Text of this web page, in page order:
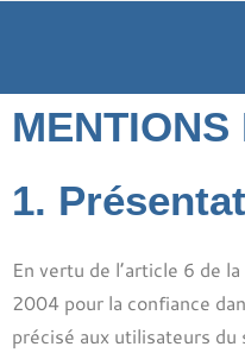
1.
En vertu de l’article 6 de
2004 pour la confiance
précisé aux utilisateurs